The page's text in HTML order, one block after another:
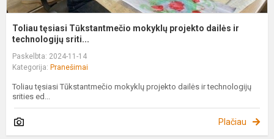
Toliau tęsiasi Tūkstantmečio mokyklų projekto dailės ir
technologijų sriti...
Paskelbta: 2024-11-14
Kategorija: Pranešimai
Toliau tęsiasi Tūkstantmečio mokyklų projekto dailės ir technologijų
srities ed...
Plačiau